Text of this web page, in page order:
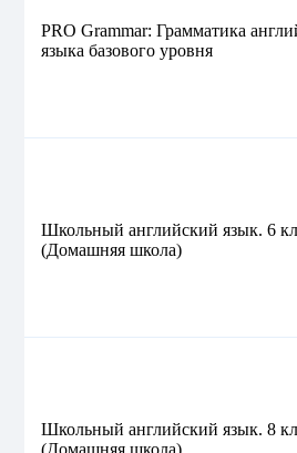
PRO Grammar: Грамматика
языка базового уровня
Школьный английский язык. 6
(Домашняя школа)
Школьный английский язык. 8
(Домашняя школа)